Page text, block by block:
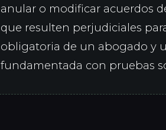
anular o modificar acuerdos
que resulten perjudiciales
obligatoria de un abogado y
fundamentada con pruebas